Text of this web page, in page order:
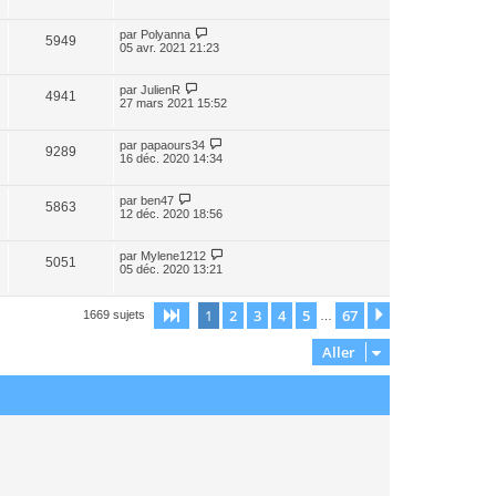
5949 par Polyanna
05 avr. 2021 21:23
4941 par JulienR
27 mars 2021 15:52
9289 par papaours34
16 déc. 2020 14:34
5863 par ben47
12 déc. 2020 18:56
5051 par Mylene1212
05 déc. 2020 13:21
1669 sujets Page sur67
1 2 3 4 5 67
Aller